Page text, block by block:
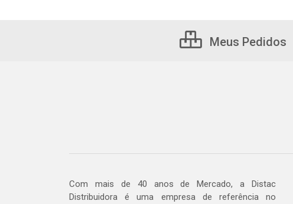
Meus Pedidos
Com mais de 40 anos de Mercado, a Distac
Distribuidora é uma empresa de referência no